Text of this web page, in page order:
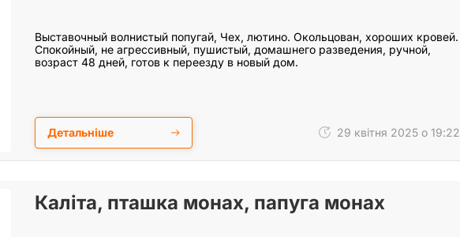
Выставочный волнистый попугай, Чех, лютино. Окольцован, хороших кровей.
Спокойный, не агрессивный, пушистый, домашнего разведения, ручной,
возраст 48 дней, готов к переезду в новый дом.
Детальніше 29 квітня 2025 о 19:22
Каліта, пташка монах, папуга монах